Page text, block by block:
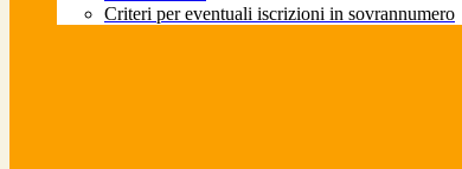
Criteri per eventuali iscrizioni in sovrannumero